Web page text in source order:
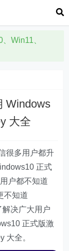
Win11、
Windows
大全
很多用户都升
正式
户都不知道
不知道
决广大用户
正式版激
大全。